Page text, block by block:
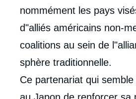
nommément les pays
d"alliés américains non-
coalitions au sein de
sphère traditionnelle.
Ce partenariat qui